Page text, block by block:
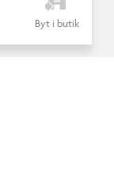
Byt i butik